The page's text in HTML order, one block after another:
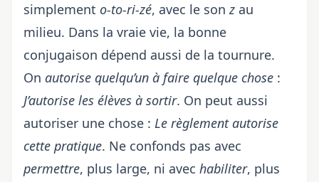
simplement o-to-ri-zé, avec le sonz au
milieu. Dans la vraie vie, la bonne
conjugaison dépend aussi de la tournure.
On autorise quelqu’un à faire quelque chose :
J’autorise les élèves à sortir. On peut aussi
autoriser une chose : Le règlement autorise
cette pratique. Ne confonds pas avec
permettre, plus large, ni avec habiliter, plus